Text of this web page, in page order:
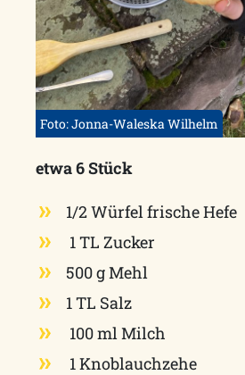
Foto: Jonna-Waleska Wilhelm
etwa 6 Stück
1/2 Würfel frische Hefe
1 TL Zucker
500 g Mehl
1 TL Salz
100 ml Milch
1 Knoblauchzehe